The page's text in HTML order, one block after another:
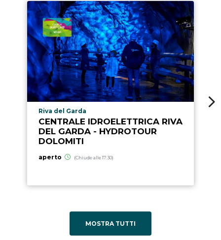
Località punto di interesse
Riva del Garda
CENTRALE IDROELETTRICA RIVA
DEL GARDA - HYDROTOUR
DOLOMITI
aperto (Chiude alle 17:30)
MOSTRA TUTTI